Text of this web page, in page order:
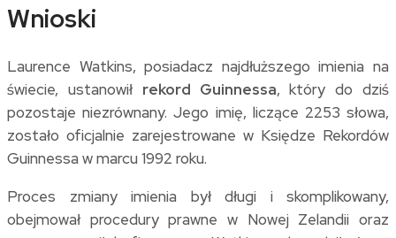
Wnioski
Laurence Watkins, posiadacz najdłuższego imienia na
świecie, ustanowił rekord Guinnessa, który do dziś
pozostaje niezrównany. Jego imię, liczące 2253 słowa,
zostało oficjalnie zarejestrowane w Księdze Rekordów
Guinnessa w marcu 1992 roku.
Proces zmiany imienia był długi i skomplikowany,
obejmował procedury prawne w Nowej Zelandii oraz